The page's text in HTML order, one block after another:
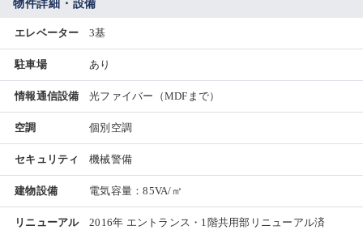
物件詳細・設備
エレベーター 3基
駐車場 あり
情報通信設備 光ファイバー（MDFまで）
空調 個別空調
セキュリティ 機械警備
建物設備 電気容量：85VA/㎡
リニューアル
2016年 エントランス・1階共用部リニューアル済